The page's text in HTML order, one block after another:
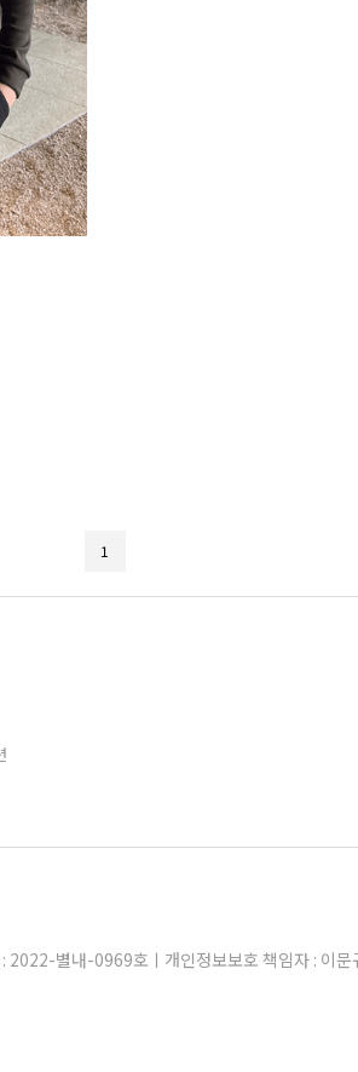
1
2022-별내-0969호ㅣ개인정보보호 책임자 : 이문